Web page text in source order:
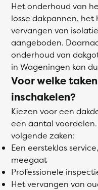
Het onderhoud van
losse dakpannen, het
vervangen van
aangeboden.
onderhoud van
in Wageningen kan
Voor welke
inschakelen?
Kiezen voor een
een aantal
volgende zaken:
Een eersteklas
meegaat
Professionele
Het vervangen van